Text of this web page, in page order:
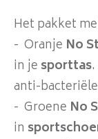
Het pakket
- Oranje No
in je sporttas
anti-
- Groene No
in